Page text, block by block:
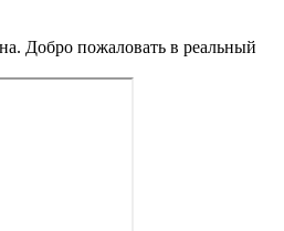
Добро пожаловать в реальный